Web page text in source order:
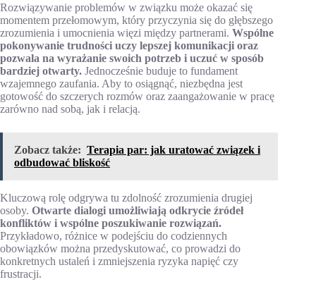
Rozwiązywanie problemów w związku może okazać się
momentem przełomowym, który przyczynia się do głębszego
zrozumienia i umocnienia więzi między partnerami. Wspólne
pokonywanie trudności uczy lepszej komunikacji oraz
pozwala na wyrażanie swoich potrzeb i uczuć w sposób
bardziej otwarty. Jednocześnie buduje to fundament
wzajemnego zaufania. Aby to osiągnąć, niezbędna jest
gotowość do szczerych rozmów oraz zaangażowanie w pracę
zarówno nad sobą, jak i relacją.
Zobacz także: Terapia par: jak uratować związek i
odbudować bliskość
Kluczową rolę odgrywa tu zdolność zrozumienia drugiej
osoby. Otwarte dialogi umożliwiają odkrycie źródeł
konfliktów i wspólne poszukiwanie rozwiązań.
Przykładowo, różnice w podejściu do codziennych
obowiązków można przedyskutować, co prowadzi do
konkretnych ustaleń i zmniejszenia ryzyka napięć czy
frustracji.